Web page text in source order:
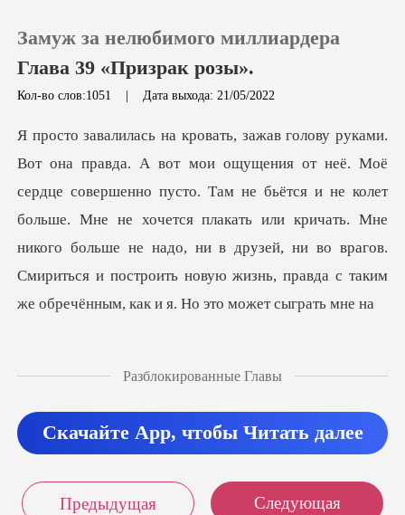
0
Замуж за нелюбимого миллиардера
Глава 39 «Призрак розы».
Кол-во слов:1051 | Дата выхода: 21/05/2022
о пусто. Там не бьётся и не колет
больше. Мне не хочется плакать или кричать. Мне
никого больше не надо, ни в друзей
Разблокированные Главы
Скачайте App, чтобы Читать далее
Предыдущая Следующая